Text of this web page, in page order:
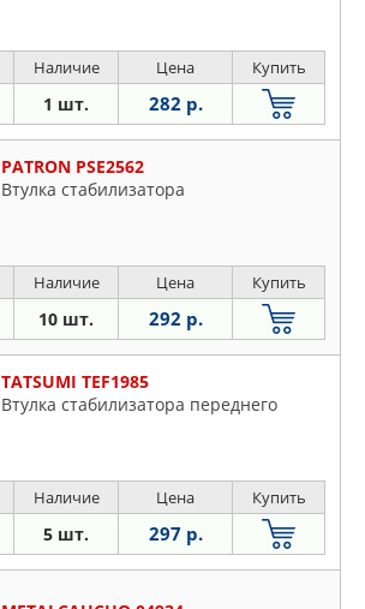
Наличие Цена Купить
1 шт. 282 р.
PATRON PSE2562
Втулка стабилизатора
Наличие Цена Купить
10 шт. 292 р.
TATSUMI TEF1985
Втулка стабилизатора переднего
Наличие Цена Купить
5 шт. 297 р.